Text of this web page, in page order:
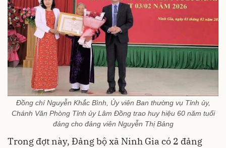
Đồng chí Nguyễn Khắc Bình, Ủy viên Ban thường vụ Tỉnh ủy,
Chánh Văn Phòng Tỉnh ủy Lâm Đồng trao huy hiệu 60 năm tuổi
đảng cho đảng viên Nguyễn Thị Bảng
Trong đợt này, Đảng bộ xã Ninh Gia có 2 đảng